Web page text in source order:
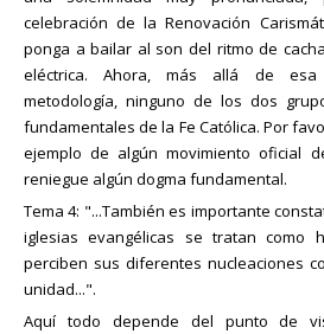
celebración de la Renovación
ponga a bailar al son del ritmo de
eléctrica. Ahora, más allá de
metodología, ninguno de los dos
fundamentales de la Fe Católica. Por
ejemplo de algún movimiento oficial
reniegue algún dogma fundamental.
Tema 4: "...También es importante
iglesias evangélicas se tratan como
perciben sus diferentes nucleaciones
unidad...".
Aquí todo depende del punto de